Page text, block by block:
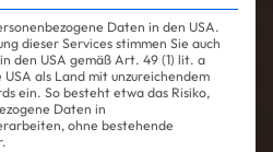
Daten in den USA.
dieser Services stimmen Sie auch
den USA gemäß Art. 49 (1) lit. a
als Land mit unzureichendem
ein. So besteht etwa das Risiko,
Daten in
ohne bestehende